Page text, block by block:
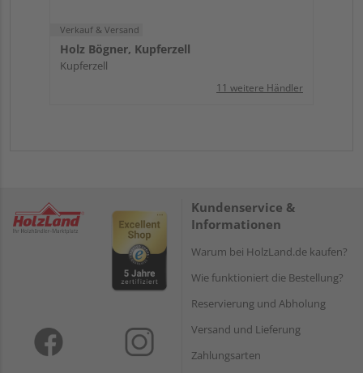
Verkauf & Versand
Holz Bögner, Kupferzell
Kupferzell
11 weitere Händler
Kundenservice &
Informationen
Warum bei HolzLand.de kaufen?
Wie funktioniert die Bestellung?
Reservierung und Abholung
Versand und Lieferung
Zahlungsarten